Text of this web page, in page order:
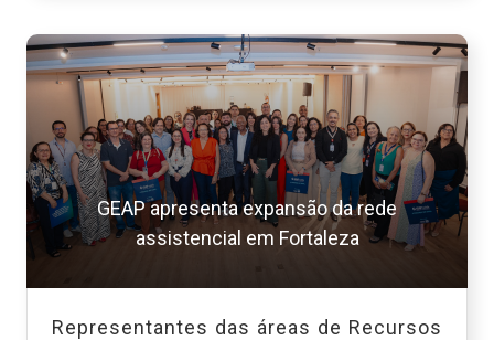
GEAP apresenta expansão da rede
assistencial em Fortaleza
Representantes das áreas de Recursos